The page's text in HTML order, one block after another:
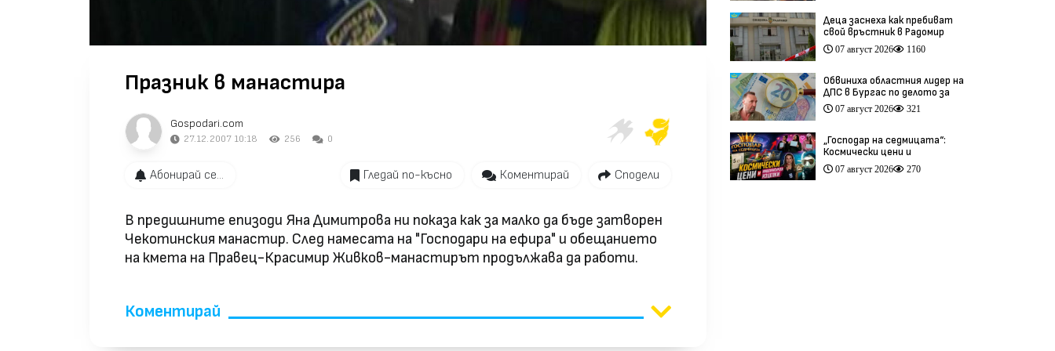
Празник в манастира
Gospodari.com
27.12.2007 10:18 256 0
Абонирай се... Гледай по-късно Коментирай Сподели
В предишните епизоди Яна Димитрова ни показа как за малко да бъде затворен
Чекотинския манастир. След намесата на "Господари на ефира" и обещанието
на кмета на Правец-Красимир Живков-манастирът продължава да работи.
Коментирай
Деца заснеха как пребиват
свой връстник в Радомир
(видео)07 август 2026 1160
Обвиниха областния лидер на
ДПС в Бургас по делото за
схемата във ВиК
07 август 2026 321
„Господар на седмицата“:
Космически цени и
инфлуенсърски изцепки
(видео)
07 август 2026 270